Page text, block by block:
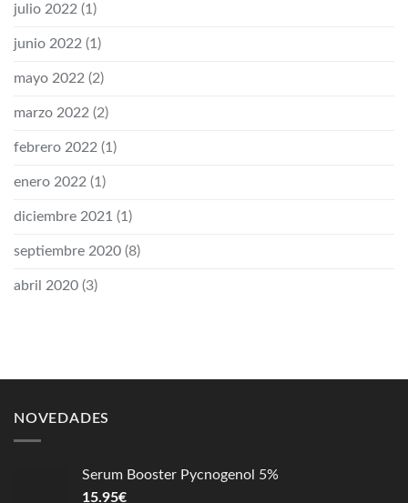
julio 2022 (1)
junio 2022 (1)
mayo 2022 (2)
marzo 2022 (2)
febrero 2022 (1)
enero 2022 (1)
diciembre 2021 (1)
septiembre 2020 (8)
abril 2020 (3)
NOVEDADES
Serum Booster Pycnogenol 5%
15.95€